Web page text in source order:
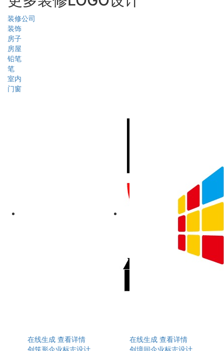
装修公司
装饰
房子
房屋
铅笔
笔
室内
门窗
在线生成 查看详情
在线生成 查看详情